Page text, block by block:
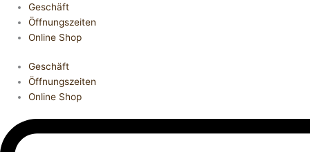
Geschäft
Öffnungszeiten
Online Shop
Geschäft
Öffnungszeiten
Online Shop